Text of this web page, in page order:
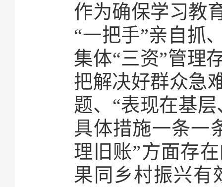
作为确保学习教
“一把手”亲自抓
集体“三资”管理
把解决好群众急
题、“表现在基
具体措施一条一
理旧账”方面存
果同乡村振兴有